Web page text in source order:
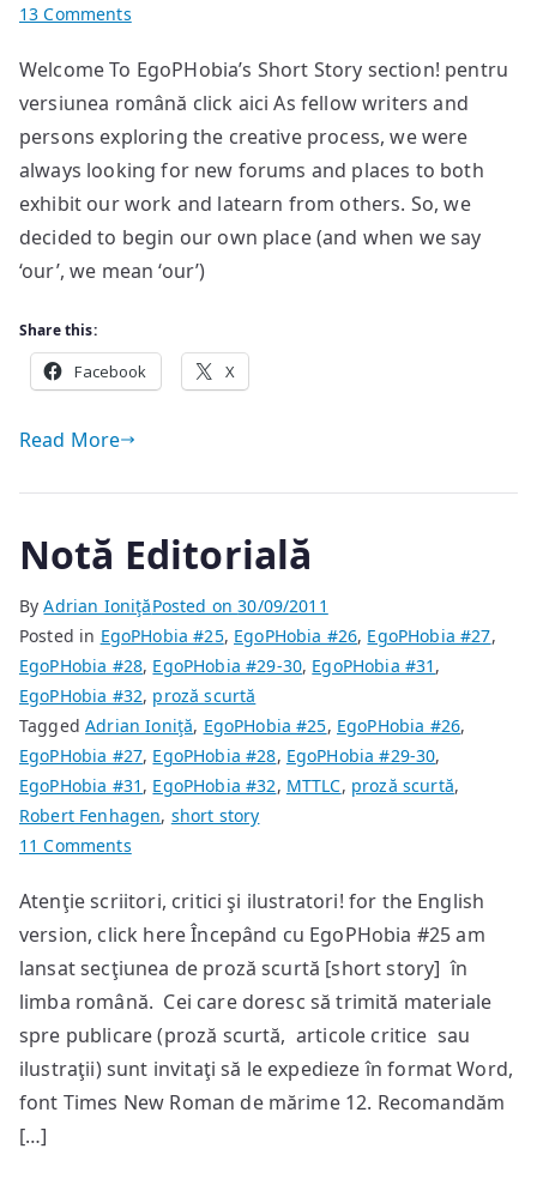
13 Commentson
Note
Welcome To EgoPHobia’s Short Story section! pentru
versiunea română click aici As fellow writers and
persons exploring the creative process, we were
always looking for new forums and places to both
exhibit our work and latearn from others. So, we
decided to begin our own place (and when we say
‘our’, we mean ‘our’)
Share this:
Facebook X
Read More
Notă Editorială
ByAdrian IoniţăPosted on30/09/2011
Posted in EgoPHobia #25, EgoPHobia #26, EgoPHobia #27,
EgoPHobia #28, EgoPHobia #29-30, EgoPHobia #31 ,
EgoPHobia #32, proză scurtă
TaggedAdrian Ioniţă, EgoPHobia #25, EgoPHobia #26,
EgoPHobia #27, EgoPHobia #28, EgoPHobia #29-30,
EgoPHobia #31 , EgoPHobia #32, MTTLC, proză scurtă,
Robert Fenhagen, short story
11 Commentson
Editorială
Atenţie scriitori, critici şi ilustratori! for the English
version, click here Începând cu EgoPHobia #25 am
lansat secţiunea de proză scurtă [short story] în
limba română. Cei care doresc să trimită materiale
spre publicare (proză scurtă, articole critice sau
ilustraţii) sunt invitaţi să le expedieze în format Word,
font Times New Roman de mărime 12. Recomandăm
[…]